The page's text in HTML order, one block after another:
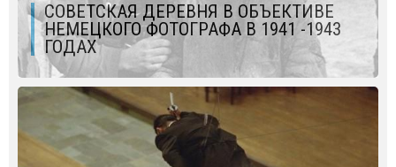
СОВЕТСКАЯ ДЕРЕВНЯ В ОБЪЕКТИВЕ
НЕМЕЦКОГО ФОТОГРАФА В 1941 -1943
ГОДАХ